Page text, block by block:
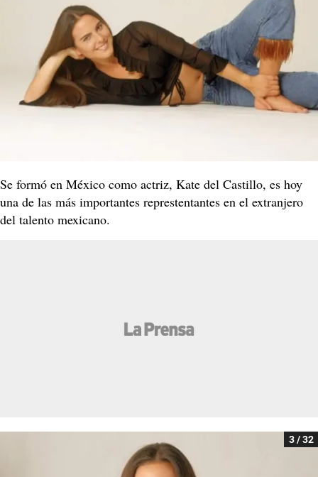
Se formó en México como actriz, Kate del Castillo, es hoy
una de las más importantes represtentantes en el extranjero
del talento mexicano.
3 / 32